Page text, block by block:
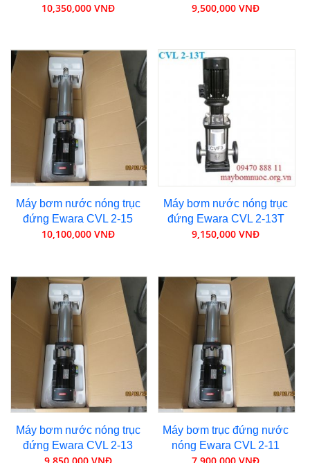
10,350,000 VNĐ 9,500,000 VNĐ
Máy bơm nước nóng trục
đứng Ewara CVL 2-15
10,100,000 VNĐ
Máy bơm nước nóng trục
đứng Ewara CVL 2-13T
9,150,000 VNĐ
Máy bơm nước nóng trục
đứng Ewara CVL 2-13
Máy bơm trục đứng nước
nóng Ewara CVL 2-11